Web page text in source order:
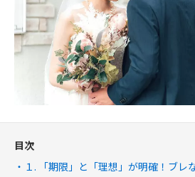
目次
１. 「期限」と「理想」が明確！ブレ